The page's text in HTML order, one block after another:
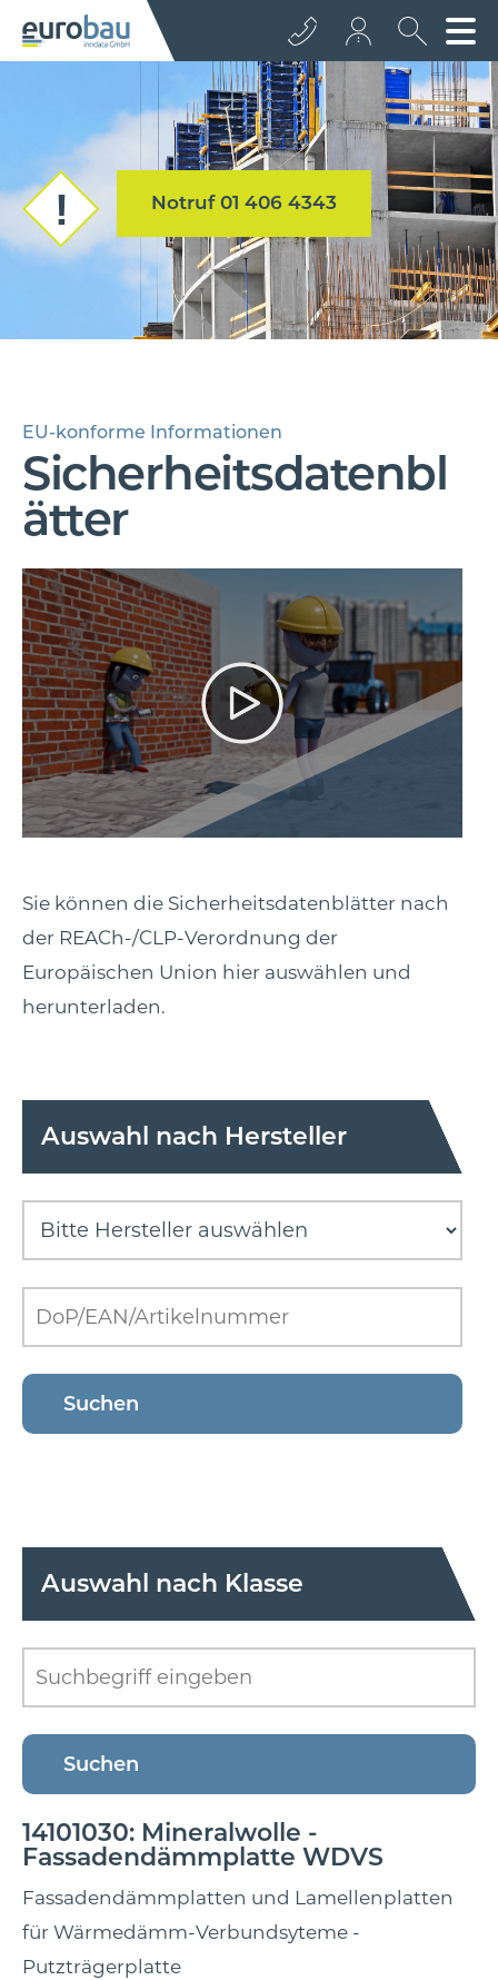
+43 512 362233
info@euro­bau.com
inndata
Notruf 01 406 4343
EU-konforme Informationen
Sicherheitsdatenbl
ätter
Sie können die Sicherheitsdatenblätter nach
der REACh-/CLP-Verordnung der
Europäischen Union hier auswählen und
herunterladen.
Auswahl nach Hersteller
Auswahl nach Klasse
14101030: Mineralwolle -
Fassadendämmplatte WDVS
Fassadendämmplatten und Lamellenplatten
für Wärmedämm-Verbundsyteme -
Putzträgerplatte